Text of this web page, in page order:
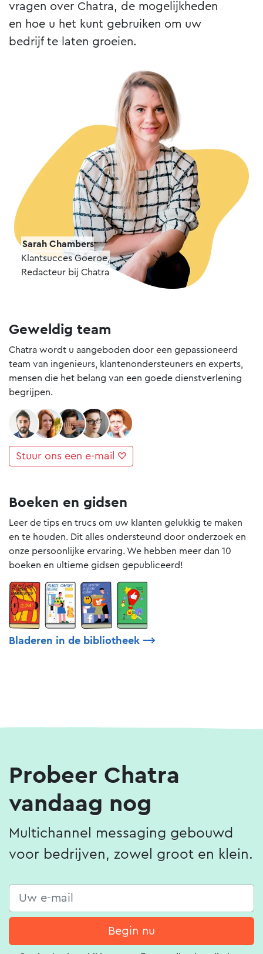
vragen over Chatra, de mogelijkheden
en hoe u het kunt gebruiken om uw
bedrijf te laten groeien.
Sarah Chambers
Klantsucces Goeroe,
Redacteur bij Chatra
Geweldig team
Chatra wordt u aangeboden door een gepassioneerd
team van ingenieurs, klantenondersteuners en experts,
mensen die het belang van een goede dienstverlening
begrijpen.
Stuur ons een e-mail ♡
Boeken en gidsen
Leer de tips en trucs om uw klanten gelukkig te maken
en te houden. Dit alles ondersteund door onderzoek en
onze persoonlijke ervaring. We hebben meer dan 10
boeken en ultieme gidsen gepubliceerd!
Bladeren in de bibliotheek ⟶
Probeer Chatra
vandaag nog
Multichannel messaging gebouwd
voor bedrijven, zowel groot en klein.
Begin nu